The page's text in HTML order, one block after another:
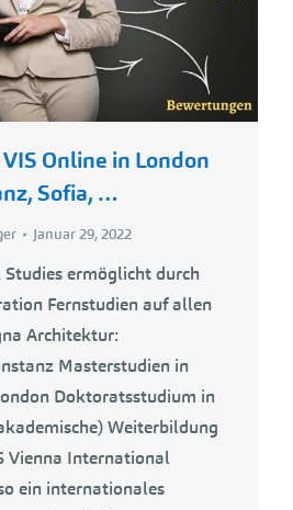
Online in London
Sofia, …
Januar 29, 2022
ermöglicht durch
Fernstudien auf allen
Architektur:
Masterstudien in
Doktoratsstudium in
Weiterbildung
Vienna International
ein internationales